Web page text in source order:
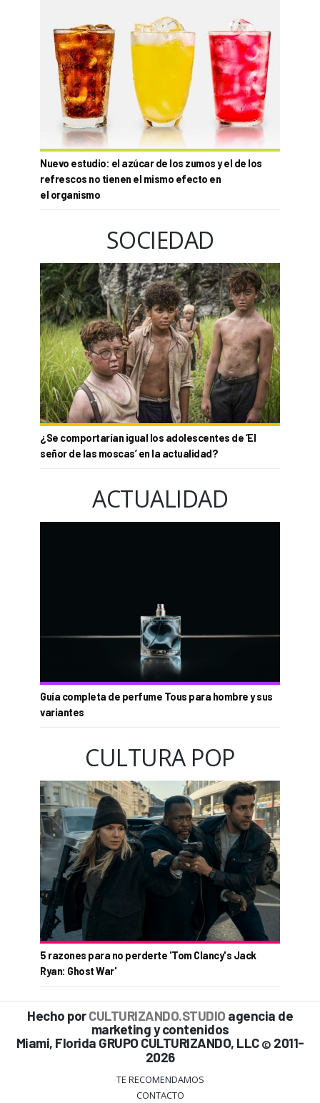
Nuevo estudio: el azúcar de los zumos y el de los
refrescos no tienen el mismo efecto en
el organismo
SOCIEDAD
¿Se comportarían igual los adolescentes de ‘El
señor de las moscas’ en la actualidad?
ACTUALIDAD
Guía completa de perfume Tous para hombre y sus
variantes
CULTURA POP
5 razones para no perderte 'Tom Clancy's Jack
Ryan: Ghost War'
Hecho porCULTURIZANDO.STUDIO agencia de
marketing y contenidos
Miami, Florida GRUPO CULTURIZANDO, LLC © 2011-
2026
TE RECOMENDAMOS
CONTACTO